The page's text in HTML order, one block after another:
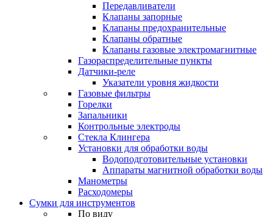
Передавливатели
Клапаны запорные
Клапаны предохранительные
Клапаны обратные
Клапаны газовые электромагнитные
Газораспределительные пункты
Датчики-реле
Указатели уровня жидкости
Газовые фильтры
Горелки
Запальники
Контрольные электроды
Стекла Клингера
Установки для обработки воды
Водоподготовительные установки
Аппараты магнитной обработки воды
Манометры
Расходомеры
Сумки для инструментов
По виду